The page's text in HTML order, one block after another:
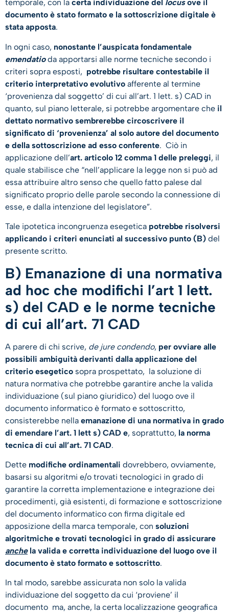
temporale, con la certa individuazione del locusove il
documento è stato formato e la sottoscrizione digitale è
stata apposta.
In ogni caso, nonostante l’auspicata fondamentale
emendatioda apportarsi alle norme tecniche secondo i
criteri sopra esposti, potrebbe risultare contestabile il
criterio interpretativo evolutivo afferente al termine
‘provenienza dal soggetto’ di cui all’art. 1 lett. s) CAD in
quanto, sul piano letterale, si potrebbe argomentare che il
dettato normativo sembrerebbe circoscrivere il
significato di ‘provenienza’ al solo autore del documento
e della sottoscrizione ad esso conferente. Ciò in
applicazione dell’art. articolo 12 comma 1 delle preleggi, il
quale stabilisce che “nell’applicare la legge non si può ad
essa attribuire altro senso che quello fatto palese dal
significato proprio delle parole secondo la connessione di
esse, e dalla intenzione del legislatore”.
Tale ipotetica incongruenza esegetica potrebbe risolversi
applicando i criteri enunciati al successivo punto (B) del
presente scritto.
B) Emanazione di una normativa
ad hoc che modifichi l’art 1 lett.
s) del CAD e le norme tecniche
di cui all’art. 71 CAD
A parere di chi scrive, de jure condendo, per ovviare alle
possibili ambiguità derivanti dalla applicazione del
criterio esegetico sopra prospettato, la soluzione di
natura normativa che potrebbe garantire anche la valida
individuazione (sul piano giuridico) del luogo ove il
documento informatico è formato e sottoscritto,
consisterebbe nella emanazione di una normativa in grado
di emendare l’art. 1 lett s) CAD e, soprattutto, la norma
tecnica di cui all’art. 71 CAD.
Dette modifiche ordinamentali dovrebbero, ovviamente,
basarsi su algoritmi e/o trovati tecnologici in grado di
garantire la corretta implementazione e integrazione dei
procedimenti, già esistenti, di formazione e sottoscrizione
del documento informatico con firma digitale ed
apposizione della marca temporale, con soluzioni
algoritmiche e trovati tecnologici in grado di assicurare
anchela valida e corretta individuazione del luogo ove il
documento è stato formato e sottoscritto.
In tal modo, sarebbe assicurata non solo la valida
individuazione del soggetto da cui ‘proviene’ il
documento ma, anche, la certa localizzazione geografica